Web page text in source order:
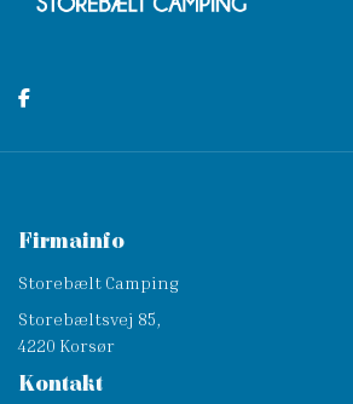
Firmainfo
Storebælt Camping
Storebæltsvej 85,
4220 Korsør
Kontakt